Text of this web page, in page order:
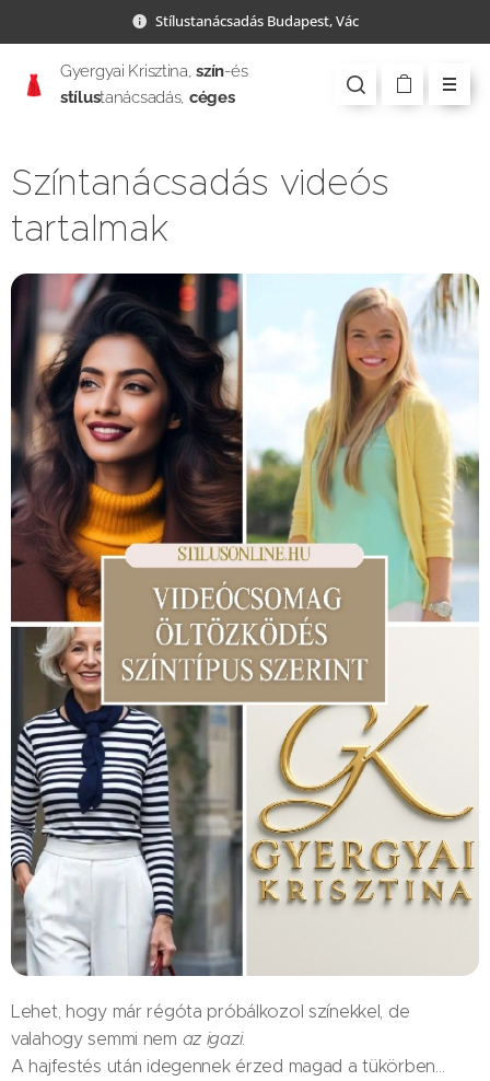
Stílustanácsadás Budapest, Vác
Gyergyai Krisztina, szín-és
stílustanácsadás, céges
Színtanácsadás videós
tartalmak
Lehet, hogy már régóta próbálkozol színekkel, de
valahogy semmi nem az igazi.
A hajfestés után idegennek érzed magad a tükörben…